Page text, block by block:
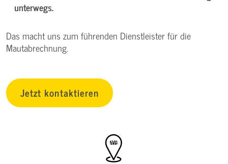
unterwegs.
Das macht uns zum führenden Dienstleister für die
Mautabrechnung.
Jetzt kontaktieren